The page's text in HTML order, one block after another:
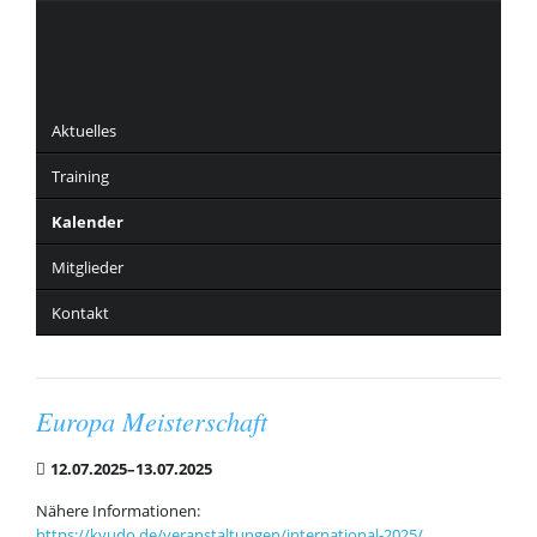
Aktuelles
Training
Kalender
Mitglieder
Kontakt
Europa Meisterschaft
12.07.2025–13.07.2025
Nähere Informationen: